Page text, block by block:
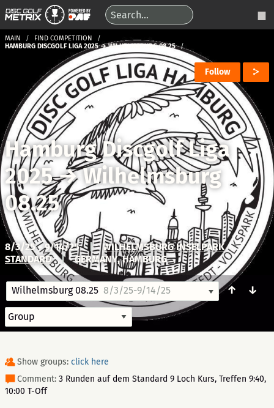
MAIN
FIND COMPETITION
HAMBURG DISCGOLF LIGA 2025 → WILHELMSBURG 08.25
Follow
Hamburg Discgolf Liga
2025→Wilhelmsburg
08.25
8/3/25 - 9/14/25 |
WILHELMSBURG INSELPARK
STANDARD
| GERMANY, HAMBURG
Wilhelmsburg 08.25 8/3/25-9/14/25 ↑ ↓
Show groups: click here
Comment: 3 Runden auf dem Standard 9 Loch Kurs, Treffen 9:40,
10:00 T-Off